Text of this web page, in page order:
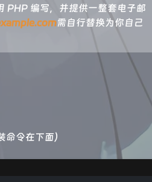
PHP 编写，并提供一整套电子邮
需自行替换为你自己
令在下面）